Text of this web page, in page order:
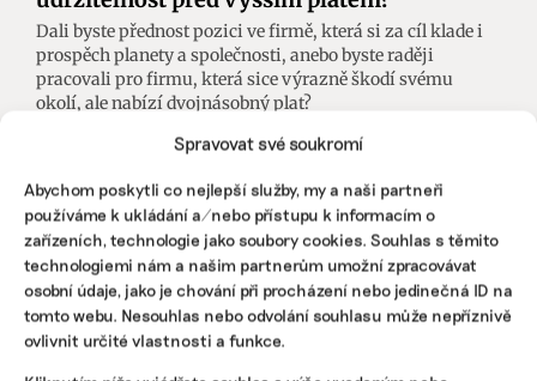
Spravovat své soukromí
Abychom poskytli co nejlepší služby, my a naši partneři
používáme k ukládání a/nebo přístupu k informacím o
zařízeních, technologie jako soubory cookies. Souhlas s těmito
technologiemi nám a našim partnerům umožní zpracovávat
osobní údaje, jako je chování při procházení nebo jedinečná ID na
tomto webu. Nesouhlas nebo odvolání souhlasu může nepříznivě
ovlivnit určité vlastnosti a funkce.
Dali byste přednost pozici ve firmě, která si za cíl klade i
prospěch planety a společnosti, anebo byste raději
pracovali pro firmu, která sice výrazně škodí svému
okolí, ale nabízí dvojnásobný plat?
25. května 2023 | ESG ESG, plat ,